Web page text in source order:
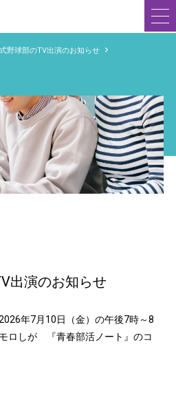
野球部のTV出演のお知らせ
出演のお知らせ
年7月10日（金）の午後7時～8
ロしが 『青春部活ノート』のコ